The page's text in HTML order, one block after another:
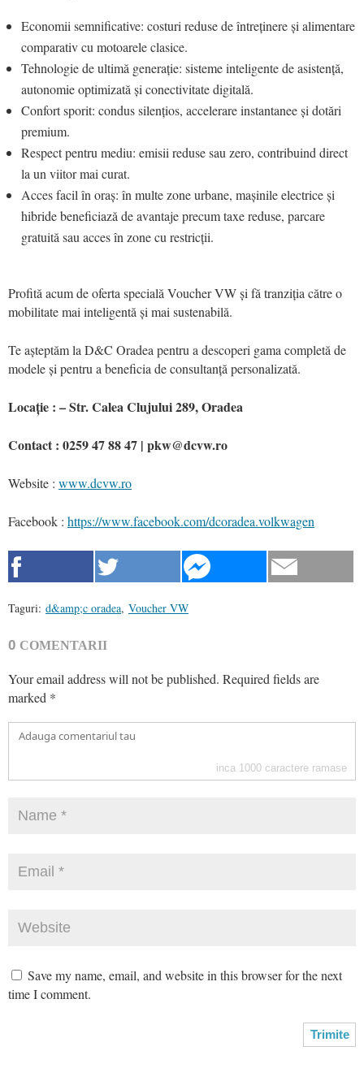
Economii semnificative: costuri reduse de întreținere și alimentare
comparativ cu motoarele clasice.
Tehnologie de ultimă generație: sisteme inteligente de asistență,
autonomie optimizată și conectivitate digitală.
Confort sporit: condus silențios, accelerare instantanee și dotări
premium.
Respect pentru mediu: emisii reduse sau zero, contribuind direct
la un viitor mai curat.
Acces facil în oraș: în multe zone urbane, mașinile electrice și
hibride beneficiază de avantaje precum taxe reduse, parcare
gratuită sau acces în zone cu restricții.
Profită acum de oferta specială Voucher VW și fă tranziția către o
mobilitate mai inteligentă și mai sustenabilă.
Te așteptăm la D&C Oradea pentru a descoperi gama completă de
modele și pentru a beneficia de consultanță personalizată.
Locație : – Str. Calea Clujului 289, Oradea
Contact : 0259 47 88 47 | pkw@dcvw.ro
Website : www.dcvw.ro
Facebook : https://www.facebook.com/dcoradea.volkwagen
Taguri: d&amp;c oradea, Voucher VW
0 COMENTARII
Your email address will not be published. Required fields are
marked *
inca 1000 caractere ramase
Save my name, email, and website in this browser for the next
time I comment.